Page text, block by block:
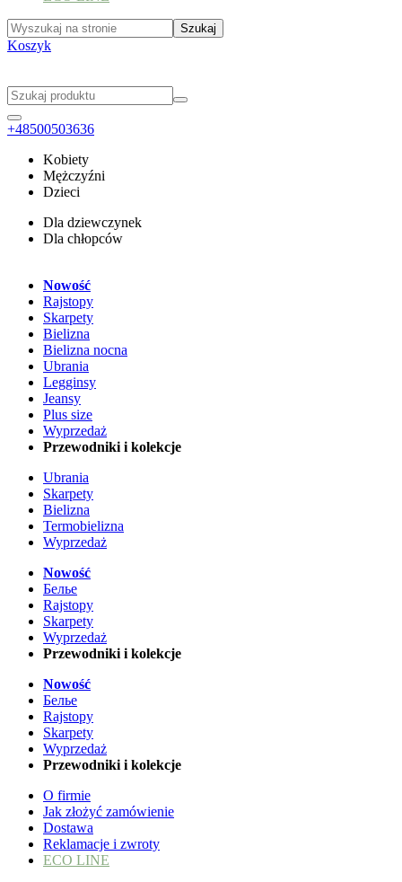
Koszyk
+48500503636
Kobiety
Mężczyźni
Dzieci
Dla dziewczynek
Dla chłopców
Nowość
Rajstopy
Skarpety
Bielizna
Bielizna nocna
Ubrania
Legginsy
Jeansy
Plus size
Wyprzedaż
Przewodniki i kolekcje
Ubrania
Skarpety
Bielizna
Termobielizna
Wyprzedaż
Nowość
Белье
Rajstopy
Skarpety
Wyprzedaż
Przewodniki i kolekcje
Nowość
Белье
Rajstopy
Skarpety
Wyprzedaż
Przewodniki i kolekcje
O firmie
Jak złożyć zamówienie
Dostawa
Reklamacje i zwroty
ECO LINE